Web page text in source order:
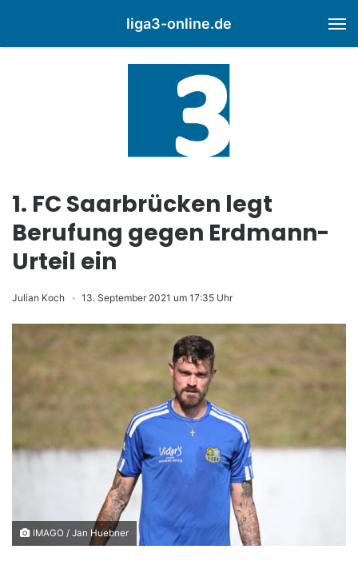
liga3-online.de
1. FC Saarbrücken legt
Berufung gegen Erdmann-
Urteil ein
Julian Koch 13. September 2021 um 17:35 Uhr
IMAGO / Jan Huebner